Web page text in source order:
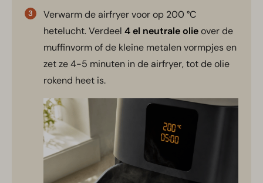
Verwarm de airfryer voor op 200 °C
hetelucht. Verdeel 4 el neutrale olieover de
muffinvorm of de kleine metalen vormpjes en
zet ze 4-5 minuten in de airfryer, tot de olie
rokend heet is.